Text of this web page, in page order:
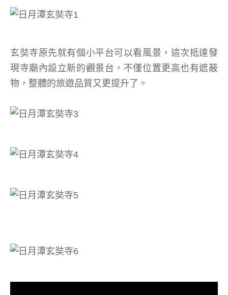
玄奘寺原先就有個小平台可以看風景，這次抵達發
現寺廟內設立新的觀景台，不僅位置更高也有遮蔽
物，整體的旅遊品質又更提升了。